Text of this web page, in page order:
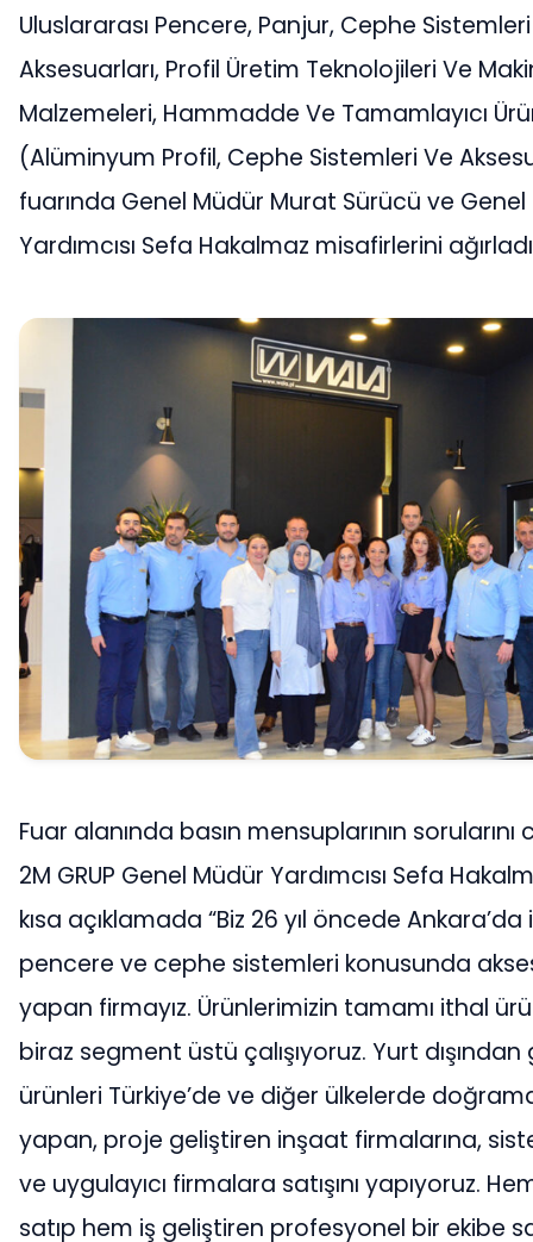
Uluslararası Pencere, Panjur, Cephe
Aksesuarları, Profil Üretim Teknolojileri Ve
Malzemeleri, Hammadde Ve Tamamlayıcı
(Alüminyum Profil, Cephe Sistemleri Ve
fuarında Genel Müdür Murat Sürücü ve
Yardımcısı Sefa Hakalmaz misafirlerini
Fuar alanında basın mensuplarının
2M GRUP Genel Müdür Yardımcısı Sefa
kısa açıklamada “Biz 26 yıl öncede Ankara’da
pencere ve cephe sistemleri konusunda
yapan firmayız. Ürünlerimizin tamamı ithal
biraz segment üstü çalışıyoruz. Yurt
ürünleri Türkiye’de ve diğer ülkelerde
yapan, proje geliştiren inşaat firmalarına,
ve uygulayıcı firmalara satışını yapıyoruz.
satıp hem iş geliştiren profesyonel bir ekibe